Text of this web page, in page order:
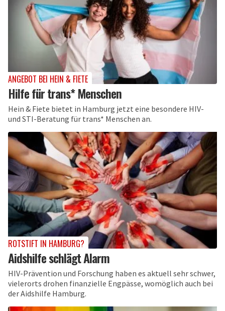
ANGEBOT BEI HEIN & FIETE
Hilfe für trans* Menschen
Hein & Fiete bietet in Hamburg jetzt eine besondere HIV-
und STI-Beratung für trans* Menschen an.
ROTSTIFT IN HAMBURG?
Aidshilfe schlägt Alarm
HIV-Prävention und Forschung haben es aktuell sehr schwer,
vielerorts drohen finanzielle Engpässe, womöglich auch bei
der Aidshilfe Hamburg.